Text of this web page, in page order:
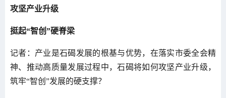
攻坚产业升级
挺起“智创”硬脊梁
记者：产业是石碣发展的根基与优势，在落实市委全会精
神、推动高质量发展过程中，石碣将如何攻坚产业升级，
筑牢“智创”发展的硬支撑？